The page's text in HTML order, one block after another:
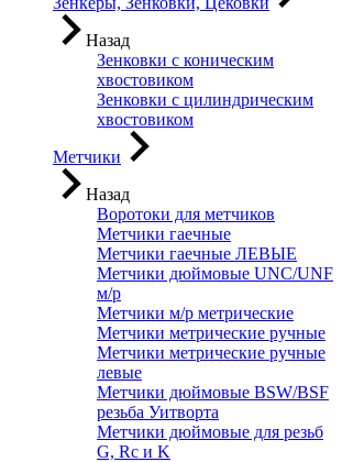
Назад
Зенковки с коническим
хвостовиком
Зенковки с цилиндрическим
хвостовиком
Метчики
Назад
Воротоки для метчиков
Метчики гаечные
Метчики гаечные ЛЕВЫЕ
Метчики дюймовые UNC/UNF
м/р
Метчики м/р метрические
Метчики метрические ручные
Метчики метрические ручные
левые
Метчики дюймовые BSW/BSF
резьба Уитворта
Метчики дюймовые для резьб
G, Rc и K